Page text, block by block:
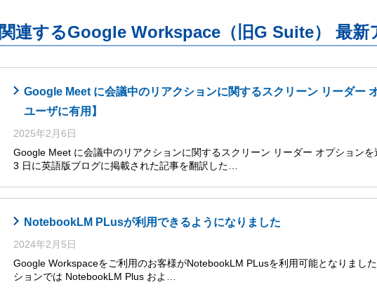
関連するGoogle Workspace（旧G Suite） 最新
Google Meet に会議中のリアクションに関するスクリーン リーダー
ユーザに有用】
2025年2月6日
Google Meet に会議中のリアクションに関するスクリーン リーダー オプション
3 日に英語版ブログに掲載された記事を翻訳した…
NotebookLM PLusが利用できるようになりました
2024年2月5日
Google Workspaceをご利用のお客様がNotebookLM PLusを利用可能となりまし
ションでは NotebookLM Plus およ…